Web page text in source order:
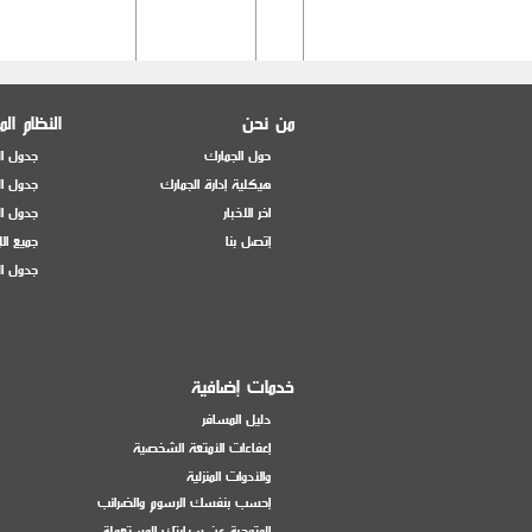
الادارات العامة
العامة والبلديات
لأغراضها التشغيلية
من نحن
حول الجمارك
هيكلية إدارة الجمارك
اخر الاخبار
إتصل بنا
النظام
جدول
جدول
جدول
جميع
جدول
خدمات إضافية
دليل المسافر
إعفاءات الأمتعة الشخصية
والأدوات المنزلية
إحسب بنفسك الرسوم والضرائب